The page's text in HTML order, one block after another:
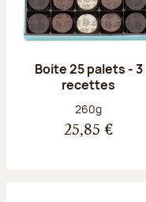
Boite 25 palets - 3
recettes
Poids net :
260g
25,85 €